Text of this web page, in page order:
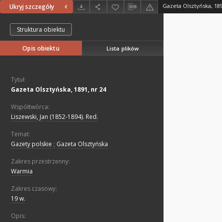
Ukryj szczegóły Gazeta Olsztyńska,
Struktura obiektu
Opis obiektu Lista plików
Tytuł:
Gazeta Olsztyńska, 1891, nr 24
Współtwórca:
Liszewski, Jan (1852-1894). Red.
Temat:
Gazety polskie ; Gazeta Olsztyńska
Zakres przestrzenny:
Warmia
Zakres czasowy:
19 w.
Opis: